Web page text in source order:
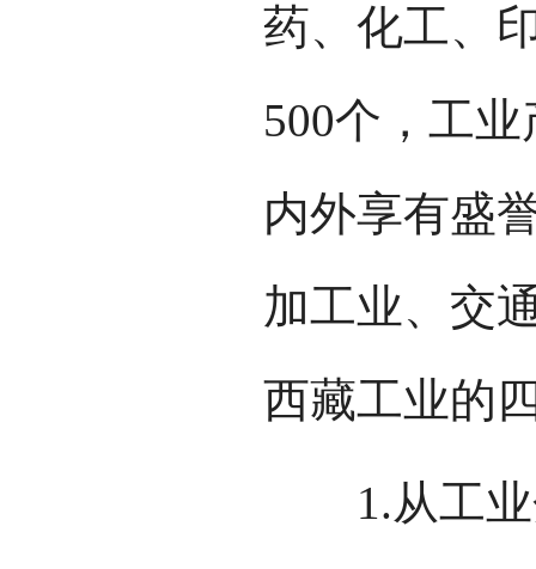
药、化工、
500个，工
内外享有盛
加工业、交
西藏工业的
1.从工业